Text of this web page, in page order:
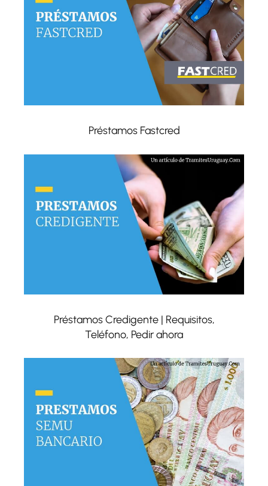
Préstamos Fastcred
Préstamos Credigente | Requisitos,
Teléfono, Pedir ahora